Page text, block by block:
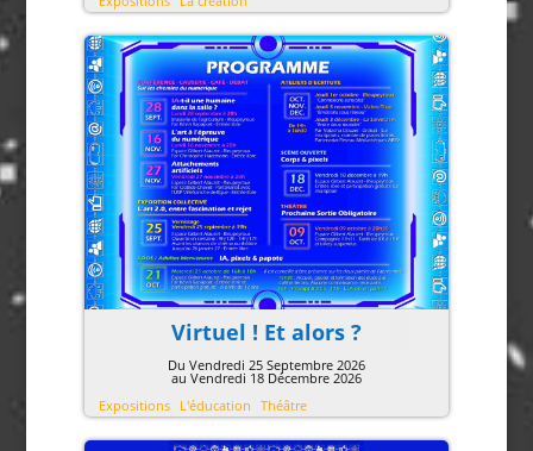
Virtuel ! Et alors ?
Du Vendredi 25 Septembre 2026
au Vendredi 18 Décembre 2026
Expositions
L'éducation Théâtre